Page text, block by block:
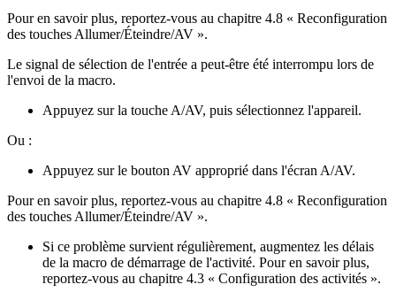
Pour en savoir plus, reportez-vous au chapitre 4.8 « Reconfiguration
des touches Allumer/Éteindre/AV ».
Le signal de sélection de l'entrée a peut-être été interrompu lors de
l'envoi de la macro.
Appuyez sur la touche A/AV, puis sélectionnez l'appareil.
Ou :
Appuyez sur le bouton AV approprié dans l'écran A/AV.
Pour en savoir plus, reportez-vous au chapitre 4.8 « Reconfiguration
des touches Allumer/Éteindre/AV ».
Si ce problème survient régulièrement, augmentez les délais
de la macro de démarrage de l'activité. Pour en savoir plus,
reportez-vous au chapitre 4.3 « Configuration des activités ».